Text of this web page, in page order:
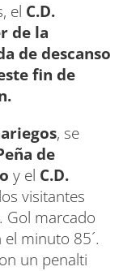
el C.D.
de la
de descanso
fin de
, se
de
y el C.D.
visitantes
. Gol marcado
minuto 85´.
un penalti